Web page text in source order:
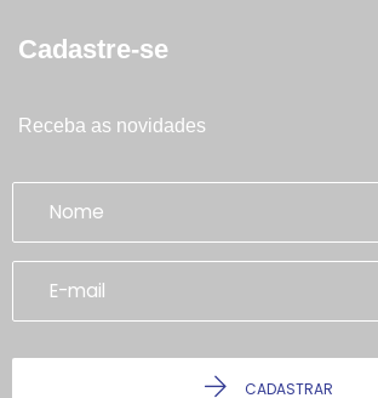
Cadastre-se
Receba as novidades
CADASTRAR